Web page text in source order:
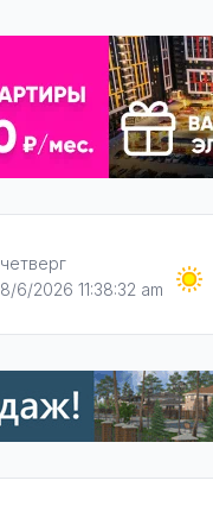
четверг
8/6/2026 11:38:33 am